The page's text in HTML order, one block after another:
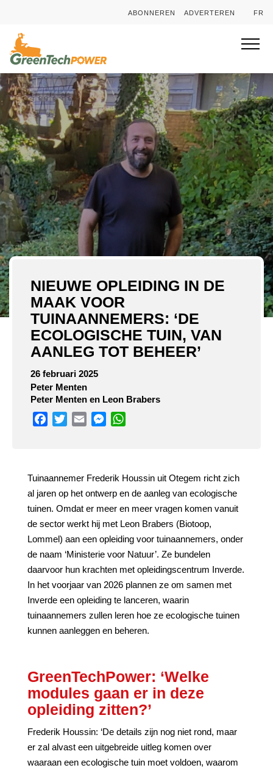
ABONNEREN ADVERTEREN FR
NIEUWE OPLEIDING IN DE
MAAK VOOR
TUINAANNEMERS: ‘DE
ECOLOGISCHE TUIN, VAN
AANLEG TOT BEHEER’
26 februari 2025
Peter Menten
Peter Menten en Leon Brabers
Facebook
TwitterEmail Messenger
Tuinaannemer Frederik Houssin uit Otegem richt zich
al jaren op het ontwerp en de aanleg van ecologische
tuinen. Omdat er meer en meer vragen komen vanuit
de sector werkt hij met Leon Brabers (Biotoop,
Lommel) aan een opleiding voor tuinaannemers, onder
de naam ‘Ministerie voor Natuur’. Ze bundelen
daarvoor hun krachten met opleidingscentrum Inverde.
In het voorjaar van 2026 plannen ze om samen met
Inverde een opleiding te lanceren, waarin
tuinaannemers zullen leren hoe ze ecologische tuinen
kunnen aanleggen en beheren.
GreenTechPower: ‘Welke
modules gaan er in deze
opleiding zitten?’
Frederik Houssin: ‘De details zijn nog niet rond, maar
er zal alvast een uitgebreide uitleg komen over
waaraan een ecologische tuin moet voldoen, waarom